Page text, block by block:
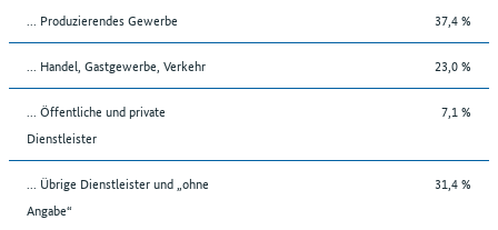
... Produzierendes Gewerbe 37,4 %
... Handel, Gastgewerbe, Verkehr 23,0 %
... Öffentliche und private
Dienstleister
7,1 %
... Übrige Dienstleister und „ohne
Angabe“
31,4 %